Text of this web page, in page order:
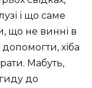
і що саме
що не винні в
допомогти, хіба
Мабуть,
до